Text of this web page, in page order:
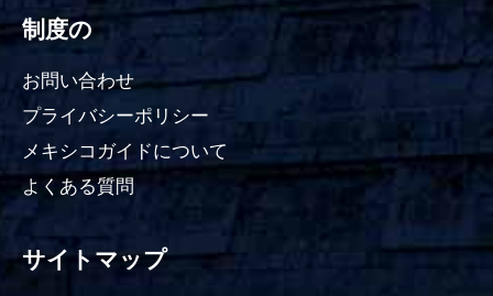
制度の
お問い合わせ
プライバシーポリシー
メキシコガイドについて
よくある質問
サイトマップ